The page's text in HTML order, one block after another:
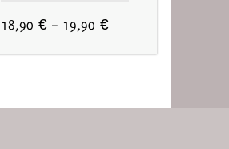
18,90 €– 19,90 €